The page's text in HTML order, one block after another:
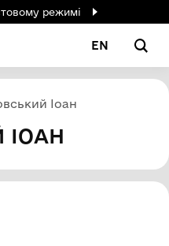
режимі
EN
Іоан
ІОАН